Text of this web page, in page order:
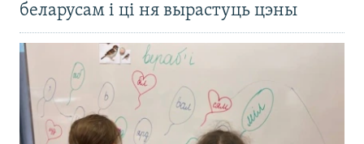
беларусам і ці ня вырастуць цэны